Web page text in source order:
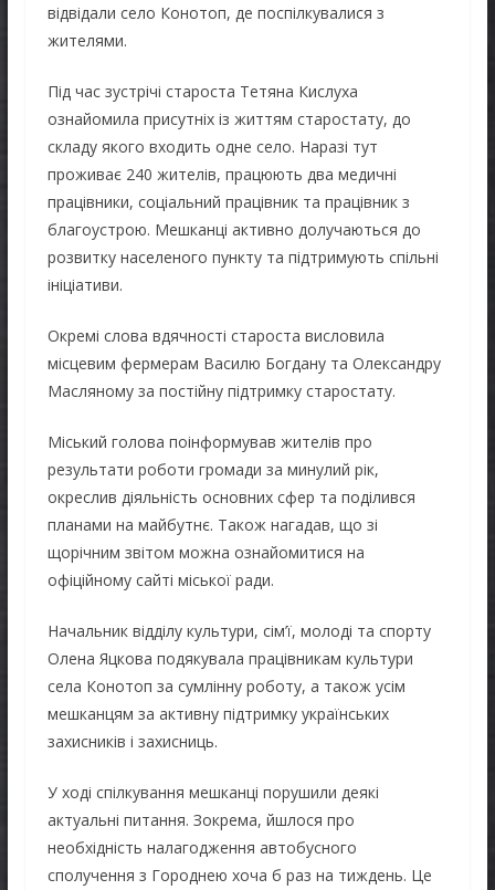
відвідали село Конотоп, де поспілкувалися з
жителями.
Під час зустрічі староста Тетяна Кислуха
ознайомила присутніх із життям старостату, до
складу якого входить одне село. Наразі тут
проживає 240 жителів, працюють два медичні
працівники, соціальний працівник та працівник з
благоустрою. Мешканці активно долучаються до
розвитку населеного пункту та підтримують спільні
ініціативи.
Окремі слова вдячності староста висловила
місцевим фермерам Василю Богдану та Олександру
Масляному за постійну підтримку старостату.
Міський голова поінформував жителів про
результати роботи громади за минулий рік,
окреслив діяльність основних сфер та поділився
планами на майбутнє. Також нагадав, що зі
щорічним звітом можна ознайомитися на
офіційному сайті міської ради.
Начальник відділу культури, сім’ї, молоді та спорту
Олена Яцкова подякувала працівникам культури
села Конотоп за сумлінну роботу, а також усім
мешканцям за активну підтримку українських
захисників і захисниць.
У ході спілкування мешканці порушили деякі
актуальні питання. Зокрема, йшлося про
необхідність налагодження автобусного
сполучення з Городнею хоча б раз на тиждень. Це